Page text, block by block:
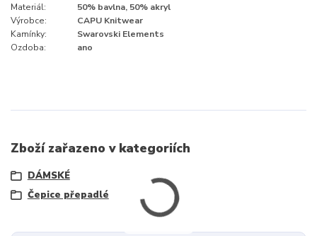
Materiál:
50% bavlna, 50% akryl
Výrobce:
CAPU Knitwear
Kamínky:
Swarovski Elements
Ozdoba:
ano
Zboží zařazeno v kategoriích
DÁMSKÉ
Čepice přepadlé